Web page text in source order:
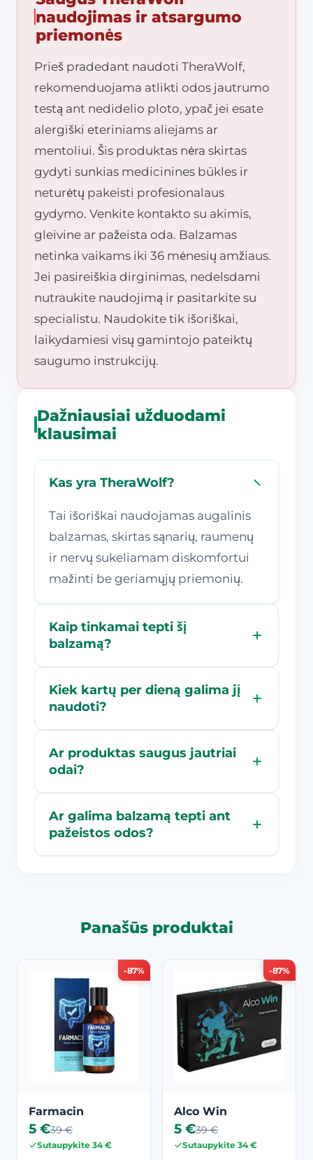
naudojimas ir atsargumo
priemonės
Prieš pradedant naudoti TheraWolf,
rekomenduojama atlikti odos jautrumo
testą ant nedidelio ploto, ypač jei esate
alergiški eteriniams aliejams ar
mentoliui. Šis produktas nėra skirtas
gydyti sunkias medicinines būkles ir
neturėtų pakeisti profesionalaus
gydymo. Venkite kontakto su akimis,
gleivine ar pažeista oda. Balzamas
netinka vaikams iki 36 mėnesių amžiaus.
Jei pasireiškia dirginimas, nedelsdami
nutraukite naudojimą ir pasitarkite su
specialistu. Naudokite tik išoriškai,
laikydamiesi visų gamintojo pateiktų
saugumo instrukcijų.
Dažniausiai užduodami
klausimai
Kas yra TheraWolf?
Tai išoriškai naudojamas augalinis
balzamas, skirtas sąnarių, raumenų
ir nervų sukeliamam diskomfortui
mažinti be geriamųjų priemonių.
Kaip tinkamai tepti šį
balzamą?
Kiek kartų per dieną galima jį
naudoti?
Ar produktas saugus jautriai
odai?
Ar galima balzamą tepti ant
pažeistos odos?
Panašūs produktai
-87%
Farmacin
5 €39 €
Sutaupykite 34 €
-87%
Alco Win
5 €39 €
Sutaupykite 34 €